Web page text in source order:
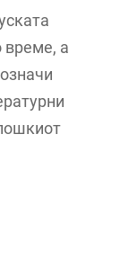
време, а